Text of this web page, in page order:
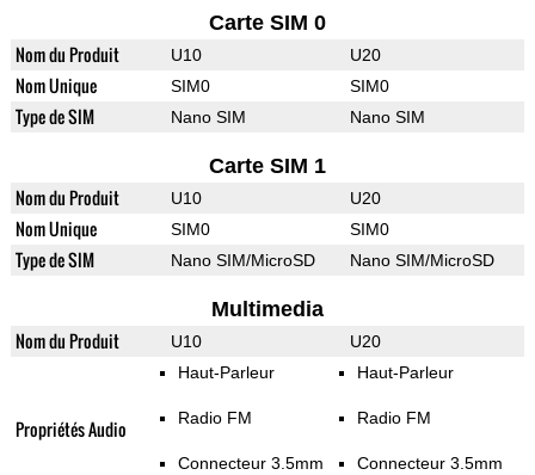
Carte SIM 0
Nom du Produit U10 U20
Nom Unique SIM0 SIM0
Type de SIM Nano SIM Nano SIM
Carte SIM 1
Nom du Produit U10 U20
Nom Unique SIM0 SIM0
Type de SIM Nano SIM/MicroSD Nano SIM/MicroSD
Multimedia
Nom du Produit U10 U20
Propriétés Audio
Haut-Parleur
Radio FM
Connecteur 3.5mm
Haut-Parleur
Radio FM
Connecteur 3.5mm